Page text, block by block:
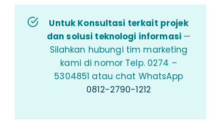
Untuk Konsultasi terkait projek
dan solusi teknologi informasi —
Silahkan hubungi tim marketing
kami di nomor Telp. 0274 –
5304851 atau chat WhatsApp
0812-2790-1212